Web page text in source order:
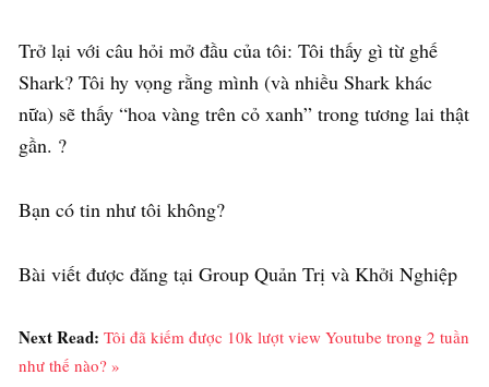
Trở lại với câu hỏi mở đầu của tôi: Tôi thấy gì từ ghế
Shark? Tôi hy vọng rằng mình (và nhiều Shark khác
nữa) sẽ thấy “hoa vàng trên cỏ xanh” trong tương lai thật
gần. ?
Bạn có tin như tôi không?
Bài viết được đăng tại Group Quản Trị và Khởi Nghiệp
Next Read: Tôi đã kiếm được 10k lượt view Youtube trong 2 tuần
như thế nào? »